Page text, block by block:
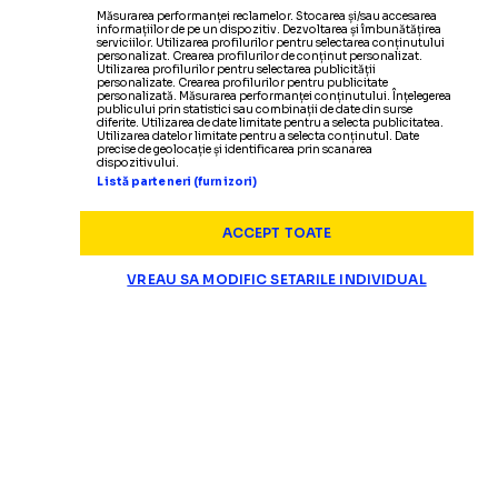
Măsurarea performanței reclamelor. Stocarea și/sau accesarea
informațiilor de pe un dispozitiv. Dezvoltarea și îmbunătățirea
serviciilor. Utilizarea profilurilor pentru selectarea conținutului
personalizat. Crearea profilurilor de conținut personalizat.
Utilizarea profilurilor pentru selectarea publicității
personalizate. Crearea profilurilor pentru publicitate
personalizată. Măsurarea performanței conținutului. Înțelegerea
publicului prin statistici sau combinații de date din surse
diferite. Utilizarea de date limitate pentru a selecta publicitatea.
Utilizarea datelor limitate pentru a selecta conținutul. Date
precise de geolocație și identificarea prin scanarea
dispozitivului.
Listă parteneri (furnizori)
ACCEPT TOATE
VREAU SA MODIFIC SETARILE INDIVIDUAL